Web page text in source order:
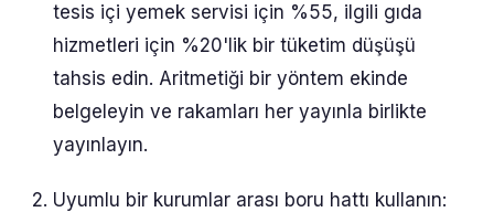
tesis içi yemek servisi için %55, ilgili gıda
hizmetleri için %20'lik bir tüketim düşüşü
tahsis edin. Aritmetiği bir yöntem ekinde
belgeleyin ve rakamları her yayınla birlikte
yayınlayın.
Uyumlu bir kurumlar arası boru hattı kullanın: